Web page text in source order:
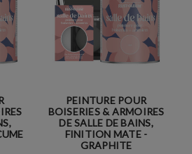
PEINTURE POUR
BOISERIES & ARMOIRES
DE SALLE DE BAINS,
FINITION MATE -
GRAPHITE